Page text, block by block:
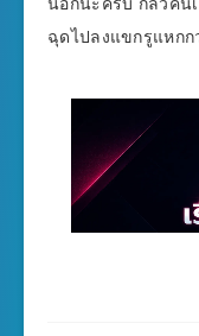
ฉุดไปลงแขกรูแหก